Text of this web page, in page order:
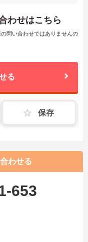
わせはこちら
問い合わせではありませんの
る
保存
わせる
653